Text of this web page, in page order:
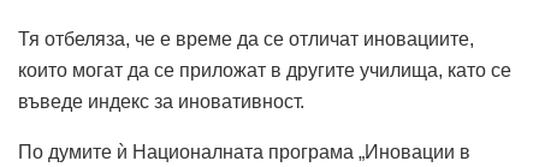
Тя отбеляза, че е време да се отличат иновациите,
които могат да се приложат в другите училища, като се
въведе индекс за иновативност.
По думите ѝ Националната програма „Иновации в